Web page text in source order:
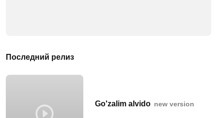
Последний релиз
Go'zalim alvido new version